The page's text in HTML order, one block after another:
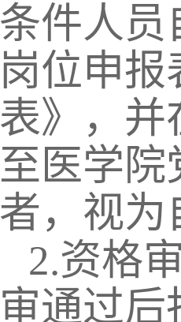
条件人员
岗位申
表》，并
至医学院
者，视为
2.资格
审通过后